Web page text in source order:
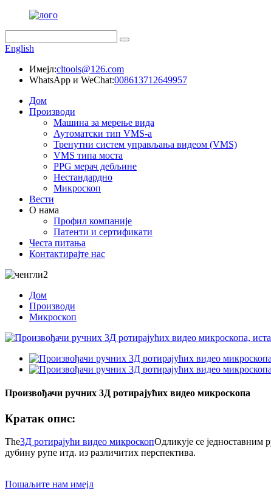
English
Имејл:cltools@126.com
WhatsApp и WeChat:008613712649957
Дом
Производи
Машина за мерење вида
Аутоматски тип VMS-а
Тренутни систем управљања видеом (VMS)
VMS типа моста
PPG мерач дебљине
Нестандардно
Микроскоп
Вести
О нама
Профил компаније
Патенти и сертификати
Честа питања
Контактирајте нас
Дом
Производи
Микроскоп
Произвођачи ручних 3Д ротирајућих видео микроскопа
Кратак опис:
The3Д ротирајући видео микроскопОдликује се
дубину рупе итд. из различитих перспектива.
Пошаљите нам имејл